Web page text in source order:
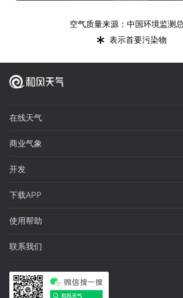
空气质量来源：中国环境监测
* 表示首要污染物
在线天气
商业气象
开发
下载APP
使用帮助
联系我们